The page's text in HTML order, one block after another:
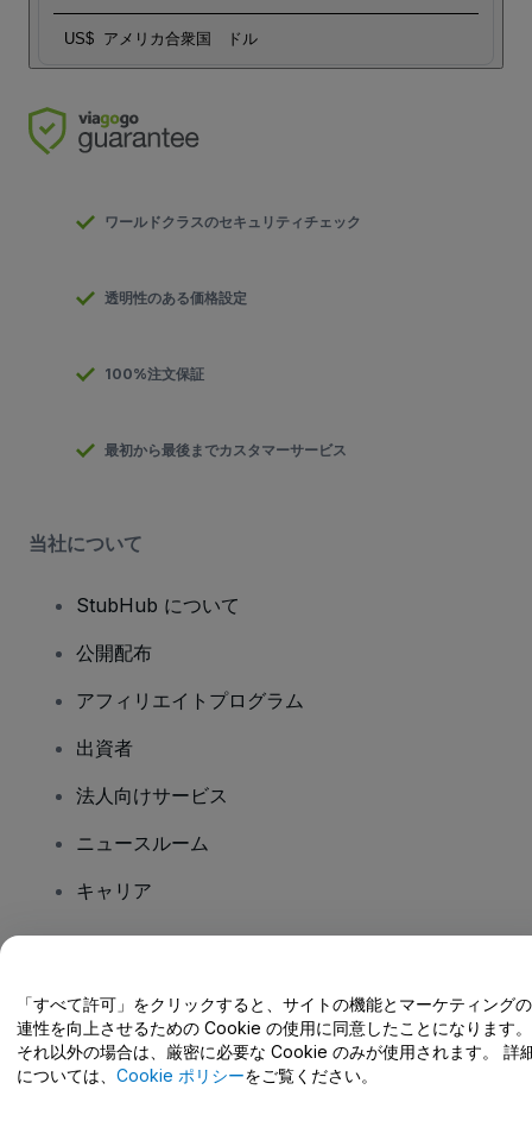
US$ アメリカ合衆国 ドル
ワールドクラスのセキュリティチェック
透明性のある価格設定
100%注文保証
最初から最後までカスタマーサービス
当社について
StubHub について
公開配布
アフィリエイトプログラム
出資者
法人向けサービス
ニュースルーム
キャリア
ヘルプセンター / こちらまでご連絡下さい
「すべて許可」をクリックすると、サイトの機能とマーケティング
連性を向上させるための Cookie の使用に同意したことになります。
それ以外の場合は、厳密に必要な Cookie のみが使用されます。 詳
については、 Cookie ポリシーをご覧ください。